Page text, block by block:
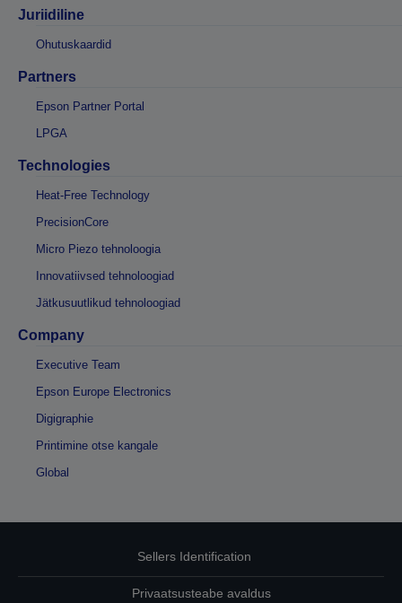
Juriidiline
Ohutuskaardid
Partners
Epson Partner Portal
LPGA
Technologies
Heat-Free Technology
PrecisionCore
Micro Piezo tehnoloogia
Innovatiivsed tehnoloogiad
Jätkusuutlikud tehnoloogiad
Company
Executive Team
Epson Europe Electronics
Digigraphie
Printimine otse kangale
Global
Sellers Identification
Privaatsusteabe avaldus